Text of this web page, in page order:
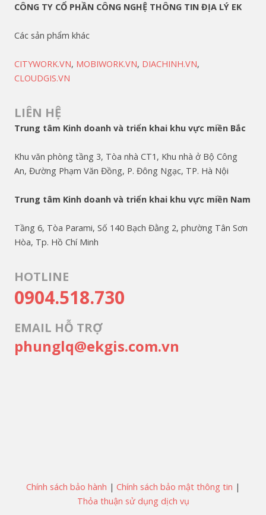
CÔNG TY CỔ PHẦN CÔNG NGHỆ THÔNG TIN ĐỊA LÝ EK
Các sản phẩm khác
CITYWORK.VN, MOBIWORK.VN, DIACHINH.VN,
CLOUDGIS.VN
LIÊN HỆ
Trung tâm Kinh doanh và triển khai khu vực miền Bắc
Khu văn phòng tầng 3, Tòa nhà CT1, Khu nhà ở Bộ Công
An, Đường Phạm Văn Đồng, P. Đông Ngạc, TP. Hà Nội
Trung tâm Kinh doanh và triển khai khu vực miền Nam
Tầng 6, Tòa Parami, Số 140 Bạch Đằng 2, phường Tân Sơn
Hòa, Tp. Hồ Chí Minh
HOTLINE
0904.518.730
EMAIL HỖ TRỢ
phunglq@ekgis.com.vn
Chính sách bảo hành | Chính sách bảo mật thông tin |
Thỏa thuận sử dụng dịch vụ